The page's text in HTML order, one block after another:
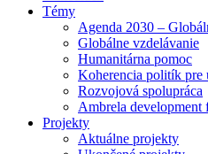
Témy
Agenda 2030 –
Globálne vzdelávanie
Humanitárna pomoc
Koherencia politík pre
Rozvojová spolupráca
Ambrela
Projekty
Aktuálne projekty